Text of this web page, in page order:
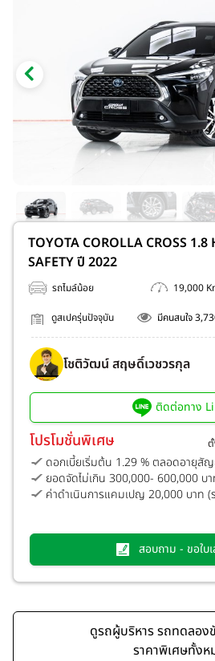
TOYOTA COROLLA CROSS
SAFETY ปี 2022
รถไมล์น้อย 19,000
ดูสเปครุ่นปัจจุบัน มีคนสนใจ
โชติวัฒน์ สฤษดิ์เวชวรกุล
ติดต่อทาง
โปรโมชั่นพิเศษ
ดอกเบี้ยเริ่มต้น 1.29 % ตลอดอายุสั
ยอดจัดไม่เกิน 300,000- 600,000 บ
ค่าดำเนินการแคมเปญ 20,000 บาท (
สอบถาม - ขอใบ
ดูรถผู้บริหาร รถทดลอง
ราคาพิเศษทั้งห